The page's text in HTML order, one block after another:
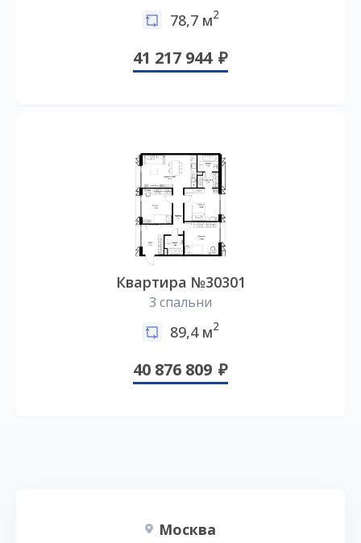
78,7 м2
41 217 944
Квартира №30301
3 спальни
89,4 м2
40 876 809
Москва